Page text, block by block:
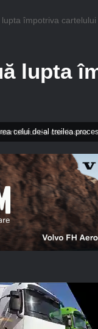
lupta împotriva
lupta
celui de-al treilea